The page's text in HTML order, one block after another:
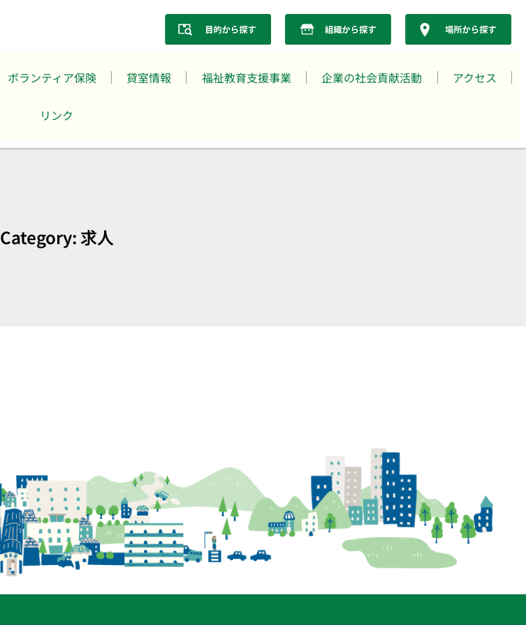
ボランティア保険 貸室情報 福祉教育支援事業 企業の社会貢献活動 アクセス
リンク
Category: 求人